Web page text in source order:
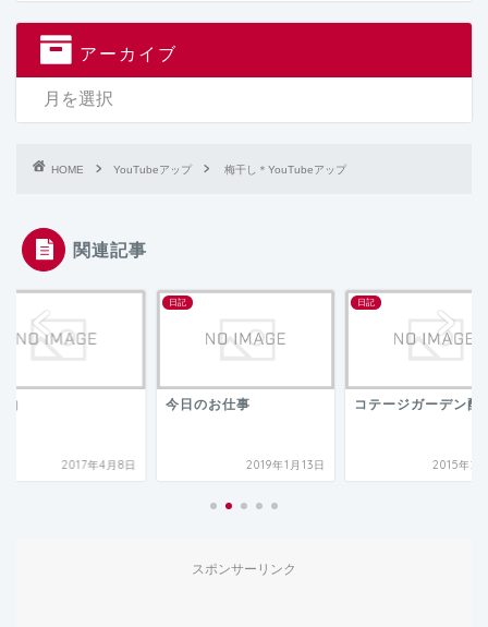
アーカイブ
HOME YouTubeアップ 梅干し＊YouTubeアップ
関連記事
山
2017年4月8日
日記
今日のお仕事
2019年1月13日
日記
コテージガーデン配
2015年2
スポンサーリンク